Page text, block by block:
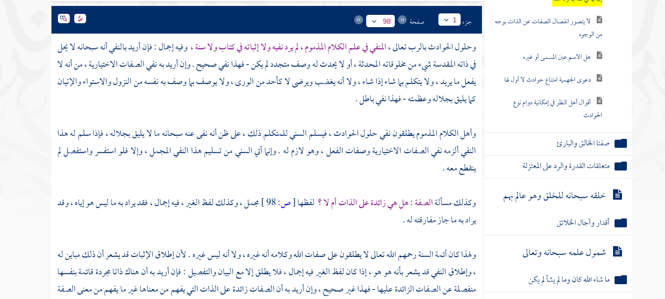
لا يتصور انفصال الصفات عن الذات بوجه
من الوجوه
هل الاسم عين المسمى أو غيره
دعوى الجهمية امتناع حوادث لا أول لها
أقوال أهل النظر في إمكانية دوام نوع
الحوادث
صفتا الخالق والبارئ
متعلقات القدرة والرد على المعتزلة
خلقه سبحانه للخلق وهو عالم بهم
أقدار وآجال الخلائق
شمول علمه سبحانه وتعالى
ما شاء الله كان وما لم يشأ لم يكن
جزء 1 صفحة 98
وحلول الحوادث بالرب تعالى ،المنفي في علم الكلام المذموم ، لم يرد نفيه ولا إثباته في كتاب ولا سنة ،وفيه إجمال : فإن أريد بالنفي أنه سبحانه لا يحل
في ذاته المقدسة شيء من مخلوقاته المحدثة ، أو لا يحدث له وصف متجدد لم يكن - فهذا نفي صحيح . وإن أريد به نفي الصفات الاختيارية ، من أنه لا
يفعل ما يريد ، ولا يتكلم بما شاء إذا شاء ، ولا أنه يغضب ويرضى لا كأحد من الورى ، ولا يوصف بما وصف به نفسه من النزول والاستواء والإتيان
كما يليق بجلاله وعظمته - فهذا نفي باطل .
وأهل الكلام المذموم يطلقون نفي حلول الحوادث ، فيسلم السني للمتكلم ذلك ، على ظن أنه نفى عنه سبحانه ما لا يليق بجلاله ، فإذا سلم له هذا
النفي ألزمه نفي الصفات الاختيارية وصفات الفعل ، وهو لازم له . وإنما أتي السني من تسليم هذا النفي المجمل ، وإلا فلو استفسر واستفصل لم
ينقطع معه .
وكذلك مسألةالصفة : هل هي زائدة على الذات أم لا ؟ لفظها[ص:
مجمل ، وكذلك لفظ الغير ، فيه إجمال ، فقد يراد به ما ليس هو إياه ، وقد
يراد به ما جاز مفارقته له .
ولهذا كان أئمة السنة رحمهم الله تعالى لا يطلقون على صفات الله وكلامه أنه غيره ، ولا أنه ليس غيره . لأن إطلاق الإثبات قد يشعر أن ذلك مباين له
، وإطلاق النفي قد يشعر بأنه هو هو ، إذا كان لفظ الغير فيه إجمال ، فلا يطلق إلا مع البيان والتفصيل : فإن أريد به أن هناك ذاتا مجردة قائمة بنفسها
منفصلة عن الصفات الزائدة عليها - فهذا غير صحيح ، وإن أريد به أن الصفات زائدة على الذات التي يفهم من معناها غير ما يفهم من معنى الصفة